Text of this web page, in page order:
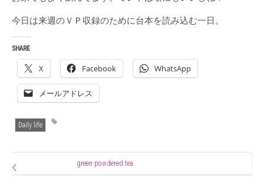
今日は来週のＶＰ収録のために台本を読み込む一日。
SHARE
X Facebook WhatsApp
メールアドレス
Daily life
green powdered tea